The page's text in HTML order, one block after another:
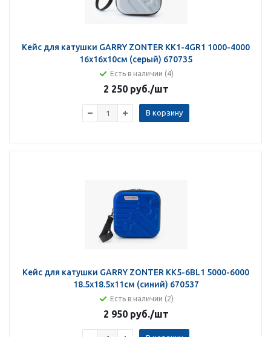
Кейс для катушки GARRY ZONTER KK1-4GR1 1000-4000
16х16х10см (серый) 670735
Есть в наличии (4)
2 250 руб./шт
В корзину
Кейс для катушки GARRY ZONTER KK5-6BL1 5000-6000
18.5х18.5х11см (синий) 670537
Есть в наличии (2)
2 950 руб./шт